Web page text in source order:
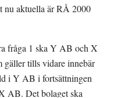
nu aktuella är RÅ 2000
fråga 1 ska Y AB och X
gäller tills vidare innebär
i Y AB i fortsättningen
AB. Det bolaget ska